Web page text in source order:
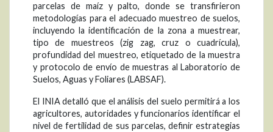
parcelas de maíz y palto, donde se transfirieron
metodologías para el adecuado muestreo de suelos,
incluyendo la identificación de la zona a muestrear,
tipo de muestreos (zig zag, cruz o cuadrícula),
profundidad del muestreo, etiquetado de la muestra
y protocolo de envío de muestras al Laboratorio de
Suelos, Aguas y Foliares (LABSAF).
El INIA detalló que el análisis del suelo permitirá a los
agricultores, autoridades y funcionarios identificar el
nivel de fertilidad de sus parcelas, definir estrategias